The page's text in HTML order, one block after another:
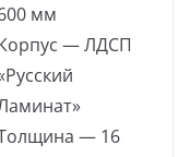
мм
— ЛДСП
— 16